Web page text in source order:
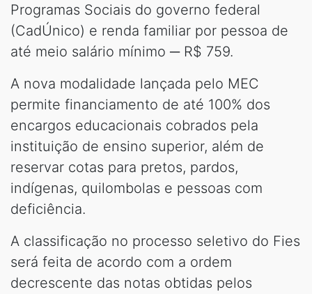
Programas Sociais do governo federal
(CadÚnico) e renda familiar por pessoa de
até meio salário mínimo ─ R$ 759.
A nova modalidade lançada pelo MEC
permite financiamento de até 100% dos
encargos educacionais cobrados pela
instituição de ensino superior, além de
reservar cotas para pretos, pardos,
indígenas, quilombolas e pessoas com
deficiência.
A classificação no processo seletivo do Fies
será feita de acordo com a ordem
decrescente das notas obtidas pelos